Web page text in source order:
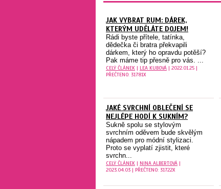
JAK VYBRAT RUM: DÁREK,
KTERÝM UDĚLÁTE DOJEM!
Rádi byste přítele, tatínka,
dědečka či bratra překvapili
dárkem, který ho opravdu potěší?
Pak máme tip přesně pro vás. ...
CELÝ ČLÁNEK | LEA KUBOVÁ | 2022.01.25 |
PŘEČTENO: 31781X
JAKÉ SVRCHNÍ OBLEČENÍ SE
NEJLÉPE HODÍ K SUKNÍM?
Sukně spolu se stylovým
svrchním oděvem bude skvělým
nápadem pro módní stylizaci.
Proto se vyplatí zjistit, které
svrchn...
CELÝ ČLÁNEK | NINA ALBERTOVÁ |
2023.04.03 | PŘEČTENO: 31722X